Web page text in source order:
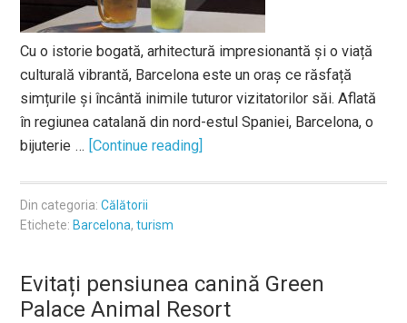
Cu o istorie bogată, arhitectură impresionantă și o viață
culturală vibrantă, Barcelona este un oraș ce răsfață
simțurile și încântă inimile tuturor vizitatorilor săi. Aflată
în regiunea catalană din nord-estul Spaniei, Barcelona, o
bijuterie … [Continue reading]
Din categoria:Călătorii
Etichete: Barcelona,turism
Evitați pensiunea canină Green
Palace Animal Resort